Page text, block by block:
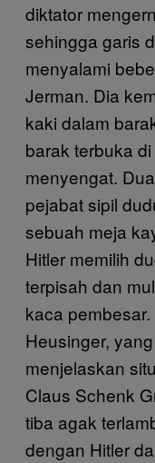
diktator
sehingga garis
menyalami
Jerman. Dia
kaki dalam
barak terbuka
menyengat.
pejabat sipil
sebuah meja
Hitler memilih
terpisah dan
kaca
Heusinger,
menjelaskan
Claus Schenk
tiba agak
dengan Hitler